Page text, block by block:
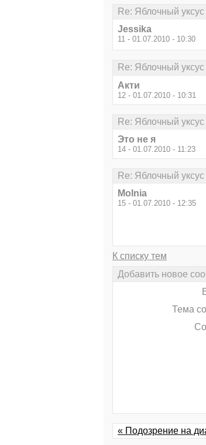
Re: Яблочный
Jessika
11 - 01.07.2010 - 10:30
Re: Яблочный
Акти
12 - 01.07.2010 - 10:31
Re: Яблочный
Это не я
14 - 01.07.2010 - 11:23
Re: Яблочный
Molnia
15 - 01.07.2010 - 12:35
К списку тем
Добавить новое
Тема
« Подозрение на